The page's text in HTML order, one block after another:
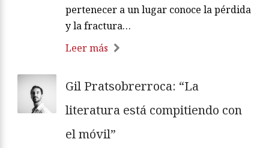
pertenecer a un lugar conoce la pérdida
y la fractura…
Leer más
Gil Pratsobrerroca: “La
literatura está compitiendo con
el móvil”